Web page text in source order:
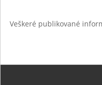
Veškeré publikované